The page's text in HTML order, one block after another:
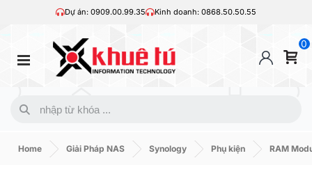
Dự án: 0909.00.99.35 Kinh doanh: 0868.50.50.55
0
Home Giải Pháp NAS Synology Phụ kiện RAM